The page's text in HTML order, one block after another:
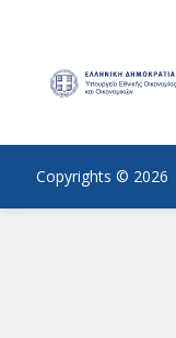
Copyrights © 2026